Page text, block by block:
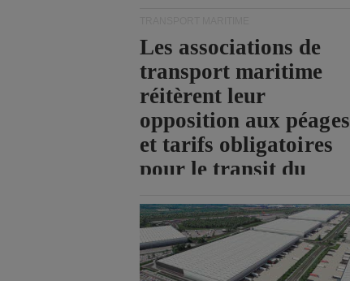
Les associations de
transport maritime
réitèrent leur
opposition aux péages
et tarifs obligatoires
pour le transit du